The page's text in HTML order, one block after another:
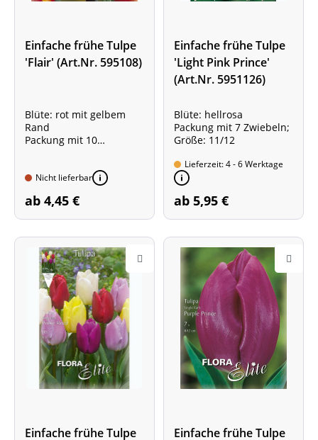
Einfache frühe Tulpe
'Flair' (Art.Nr. 595108)
Blüte: rot mit gelbem
Rand
Packung mit 10
Nicht lieferbar
ab 4,45 €
Einfache frühe Tulpe
'Light Pink Prince'
(Art.Nr. 5951126)
Blüte: hellrosa
Packung mit 7 Zwiebeln;
Größe: 11/12
Lieferzeit: 4 - 6 Werktage
ab 5,95 €
Einfache frühe Tulpe
Einfache frühe Tulpe